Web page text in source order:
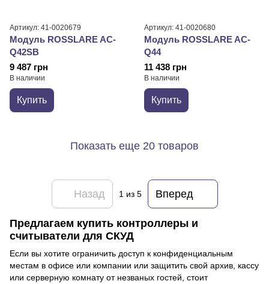
Артикул: 41-0020679
Модуль ROSSLARE AC-
Q42SB
9 487 грн
В наличии
Купить
Артикул: 41-0020680
Модуль ROSSLARE AC-
Q44
11 438 грн
В наличии
Купить
Показать еще 20 товаров
Назад 1 из 5 Вперед
Предлагаем купить контроллеры и
считыватели для СКУД
Если вы хотите ограничить доступ к конфиденциальным
местам в офисе или компании или защитить свой архив, кассу
или серверную комнату от незваных гостей, стоит